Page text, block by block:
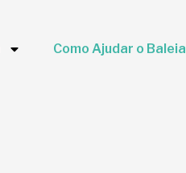
Como Ajudar o Baleia